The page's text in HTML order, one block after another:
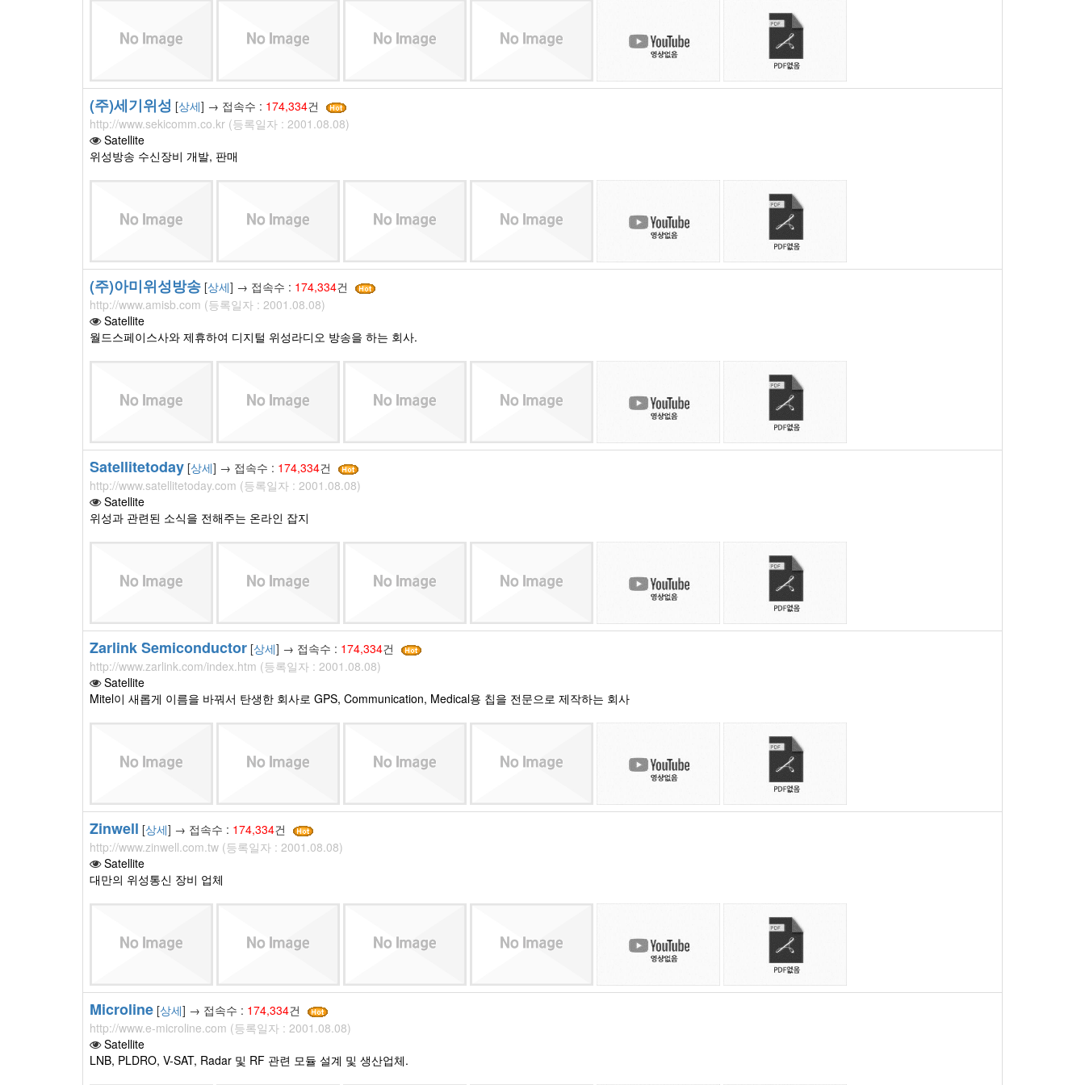
(주)세기위성 [상세] → 접속수 : 174,334건
http://www.sekicomm.co.kr (등록일자 : 2001.08.08)
Satellite
위성방송 수신장비 개발, 판매
(주)아미위성방송 [상세] → 접속수 : 174,334건
http://www.amisb.com (등록일자 : 2001.08.08)
Satellite
월드스페이스사와 제휴하여 디지털 위성라디오 방송을 하는 회사.
Satellitetoday [상세] → 접속수 : 174,334건
http://www.satellitetoday.com (등록일자 : 2001.08.08)
Satellite
위성과 관련된 소식을 전해주는 온라인 잡지
Zarlink Semiconductor [상세] → 접속수 : 174,334건
http://www.zarlink.com/index.htm (등록일자 : 2001.08.08)
Satellite
Mitel이 새롭게 이름을 바꿔서 탄생한 회사로 GPS, Communication, Medical용 칩을 전문으로 제작하는 회사
Zinwell [상세] → 접속수 : 174,334건
http://www.zinwell.com.tw (등록일자 : 2001.08.08)
Satellite
대만의 위성통신 장비 업체
Microline [상세] → 접속수 : 174,334건
http://www.e-microline.com (등록일자 : 2001.08.08)
Satellite
LNB, PLDRO, V-SAT, Radar 및 RF 관련 모듈 설계 및 생산업체.